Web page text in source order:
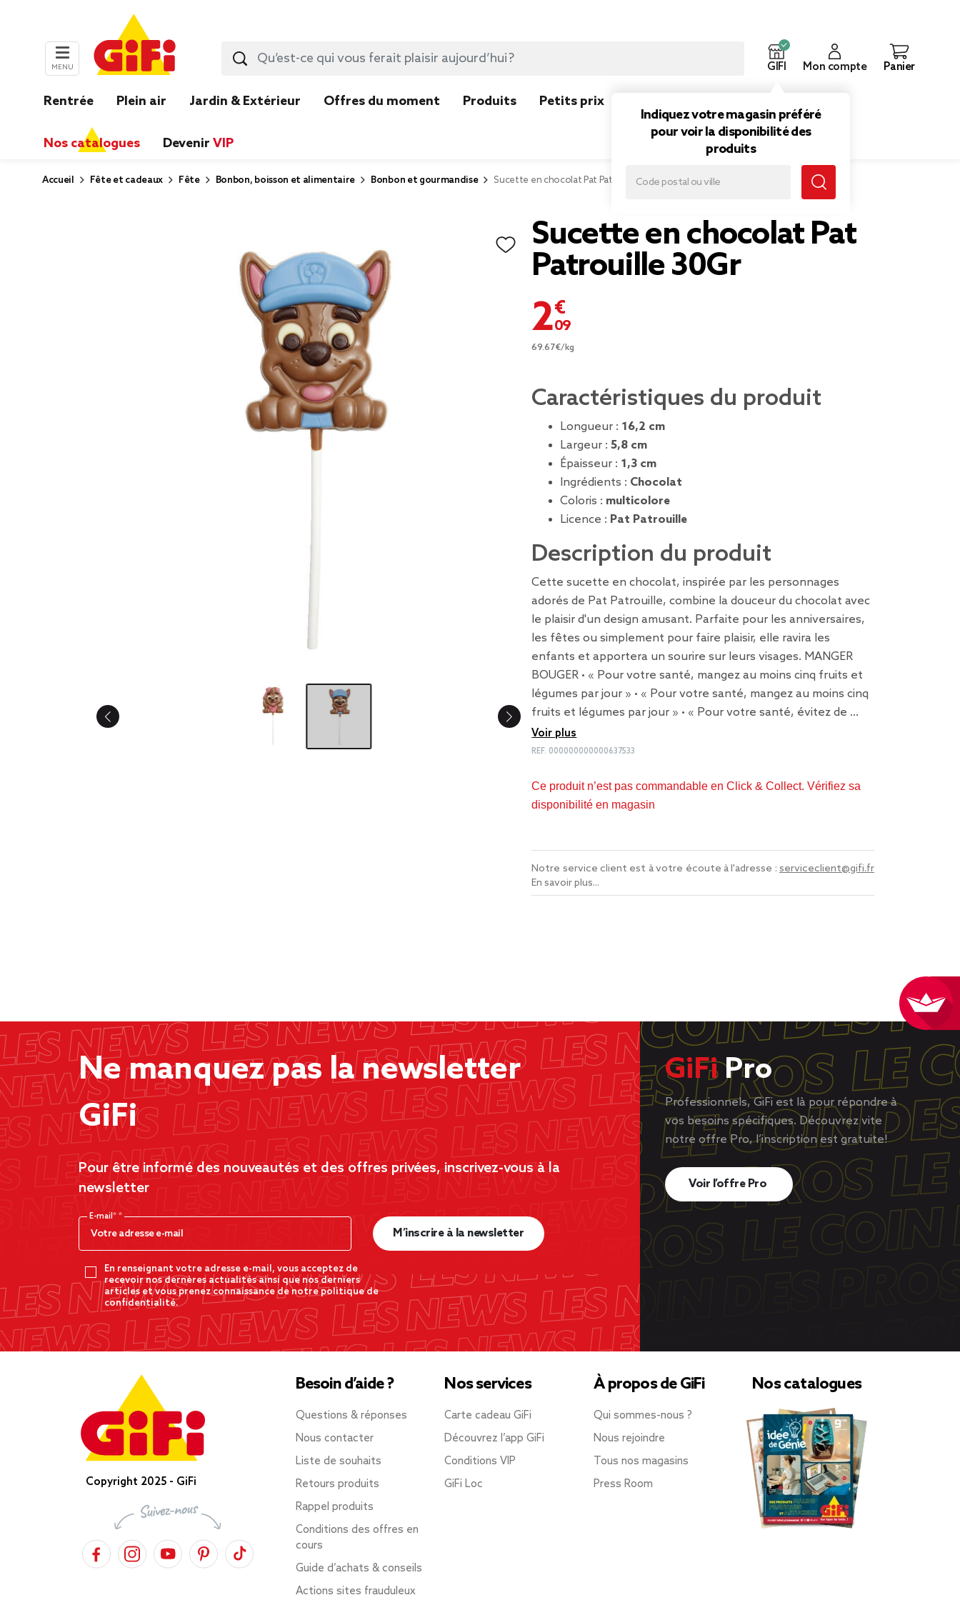
MENU GIFI
Indiquez votre magasin préféré
pour voir la disponibilité des
produits
Mon compte Panier
Rentrée Plein air Jardin & Extérieur Offres du moment Produits Petits prix
Nos catalogues Devenir VIP
Accueil Fête et cadeaux Fête Bonbon, boisson et alimentaire Bonbon et gourmandise Sucette en chocolat Pat Patrouille 30Gr
Sucette en chocolat Pat
Patrouille 30Gr
2,09 €
69.67€/kg
Caractéristiques du produit
Longueur : 16,2 cm
Largeur : 5,8 cm
Épaisseur : 1,3 cm
Ingrédients : Chocolat
Coloris : multicolore
Licence : Pat Patrouille
Description du produit
Cette sucette en chocolat, inspirée par les personnages
adorés de Pat Patrouille, combine la douceur du chocolat avec
le plaisir d'un design amusant. Parfaite pour les anniversaires,
les fêtes ou simplement pour faire plaisir, elle ravira les
enfants et apportera un sourire sur leurs visages. MANGER
BOUGER • « Pour votre santé, mangez au moins cinq fruits et
légumes par jour » • « Pour votre santé, mangez au moins cinq
fruits et légumes par jour » • « Pour votre santé, évitez de …
Voir plus
REF. 000000000000637533
Ce produit n’est pas commandable en Click & Collect. Vérifiez sa
disponibilité en magasin
Notre service client est à votre écoute à l'adresse : serviceclient@gifi.fr
En savoir plus...
Ne manquez pas la newsletter
GiFi
Pour être informé des nouveautés et des offres privées, inscrivez-vous à la
newsletter
E-mail*
En renseignant votre adresse e-mail, vous acceptez de
recevoir nos dernères actualités ainsi que nos derniers
articles et vous prenez connaissance de notre politique de
confidentialité.
M’inscrire à la newsletter
GiFiPro
Professionnels, GiFi est là pour répondre à
vos besoins spécifiques. Découvrez vite
notre offre Pro, l’inscription est gratuite!
Voir l’offre Pro
Copyright 2025 - GiFi
Besoin d’aide ?
Questions & réponses
Nous contacter
Liste de souhaits
Retours produits
Rappel produits
Conditions des offres en
cours
Guide d’achats & conseils
Actions sites frauduleux
Nos services
Carte cadeau GiFi
Découvrez l’app GiFi
Conditions VIP
GiFi Loc
À propos de GiFi
Qui sommes-nous ?
Nous rejoindre
Tous nos magasins
Press Room
Nos catalogues